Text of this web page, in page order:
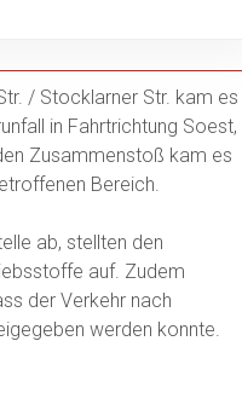
/ Stocklarner Str. kam es
in Fahrtrichtung Soest,
Zusammenstoß kam es
Bereich.
ab, stellten den
auf. Zudem
der Verkehr nach
werden konnte.